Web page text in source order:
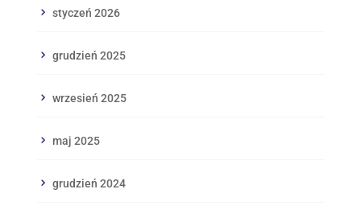
styczeń 2026
grudzień 2025
wrzesień 2025
maj 2025
grudzień 2024